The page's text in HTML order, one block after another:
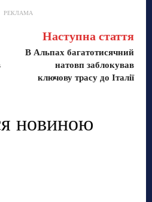
РЕКЛАМА
Наступна стаття
В Альпах багатотисячний
натовп заблокував
ключову трасу до Італії
новиною